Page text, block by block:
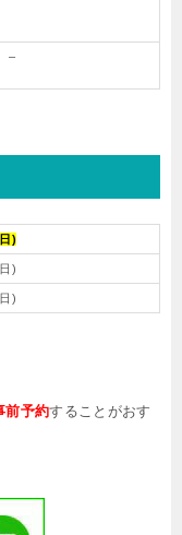
–
)
)
)
前予約することがおす